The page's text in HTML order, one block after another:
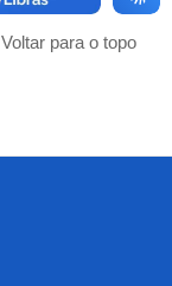
Voltar para o topo